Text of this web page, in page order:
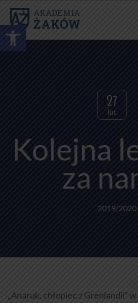
Otwórz pasek narzędzi
27
lut
Kolejna
za
2019/2020
„Anaruk, chłopiec z Grenlandii”